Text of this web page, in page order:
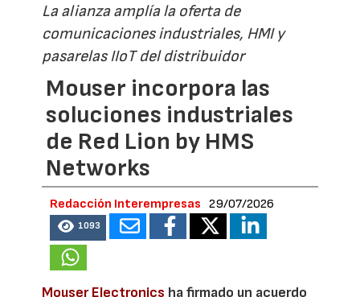
La alianza amplía la oferta de
comunicaciones industriales, HMI y
pasarelas IIoT del distribuidor
Mouser incorpora las
soluciones industriales
de Red Lion by HMS
Networks
Redacción Interempresas 29/07/2026
1093
Mouser Electronics ha firmado un acuerdo